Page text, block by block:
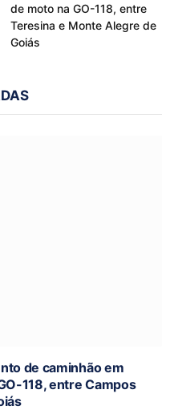
de moto na GO-118, entre
Teresina e Monte Alegre de
Goiás
de caminhão em
118, entre Campos